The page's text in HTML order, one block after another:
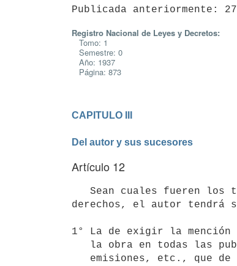
Registro Nacional de Leyes y Decretos:
Tomo: 1
Semestre: 0
Año: 1937
Página: 873
CAPITULO III
Del autor y sus sucesores
Artículo 12
derechos, el autor tendrá
1° La de exigir la